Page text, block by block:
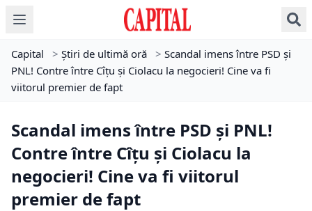
Capital > Știri de ultimă oră > Scandal imens între PSD și
PNL! Contre între Cîțu și Ciolacu la negocieri! Cine va fi
viitorul premier de fapt
Scandal imens între PSD și PNL!
Contre între Cîțu și Ciolacu la
negocieri! Cine va fi viitorul
premier de fapt